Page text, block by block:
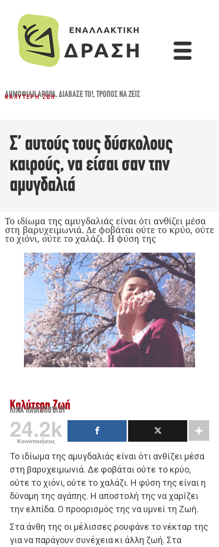
ΔΗΜΟΦΙΛΉ ΆΡΘΡΑ,ΔΙΆΒΑΣΈ ΤΟ!,ΤΡΌΠΟΣ ΝΑ ΖΕΙΣ
ΚΑΛΎΤΕΡΗ ΖΩΉ
Σ’ αυτούς τους δύσκολους
καιρούς, να είσαι σαν την
αμυγδαλιά
Το ιδίωμα της αμυγδαλιάς είναι ότι ανθίζει μέσα
στη βαρυχειμωνιά. Δε φοβάται ούτε το κρύο, ούτε
το χιόνι, ούτε το χαλάζι. Η φύση της
Καλύτερη Ζωή
ΛΊΝΑ ΠΑΥΛΟΠΟΎΛΟΥ
24.2k
Κοινοποιήσεις
Το ιδίωμα της αμυγδαλιάς είναι ότι ανθίζει μέσα
στη βαρυχειμωνιά. Δε φοβάται ούτε το κρύο,
ούτε το χιόνι, ούτε το χαλάζι. Η φύση της είναι η
δύναμη της αγάπης. Η αποστολή της να χαρίζει
την ελπίδα. Ο προορισμός της να υμνεί τη Ζωή.
Στα άνθη της οι μέλισσες ρουφάνε το νέκταρ της
για να παράγουν συνέχεια κι άλλη ζωή. Στα